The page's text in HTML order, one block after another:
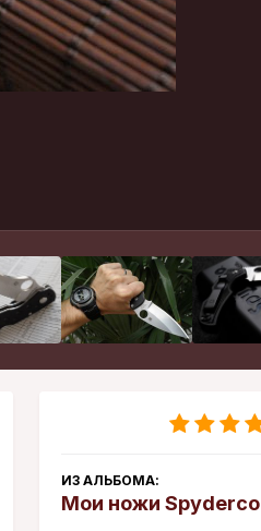
ИЗ АЛЬБОМА:
Мои ножи Spyderco